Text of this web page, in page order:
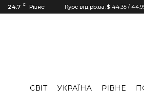
24.7 C Рівне Курс від pb.ua: $ 44.35 /
CВІТ УКРАЇНА РІВНЕ